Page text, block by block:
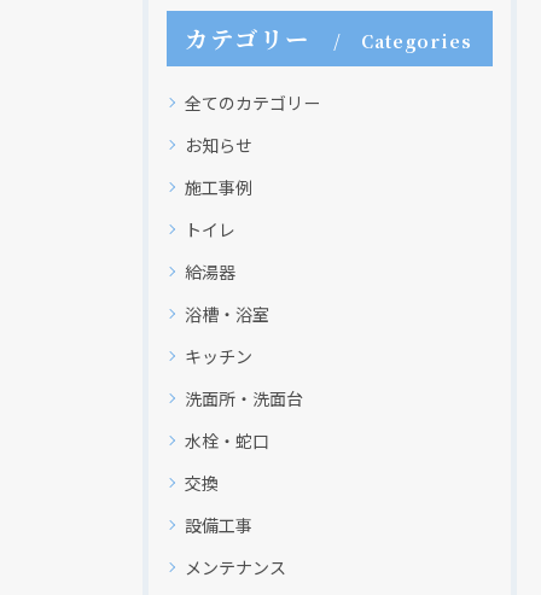
カテゴリー Categories
全てのカテゴリー
お知らせ
施工事例
トイレ
給湯器
浴槽・浴室
キッチン
洗面所・洗面台
水栓・蛇口
交換
設備工事
メンテナンス